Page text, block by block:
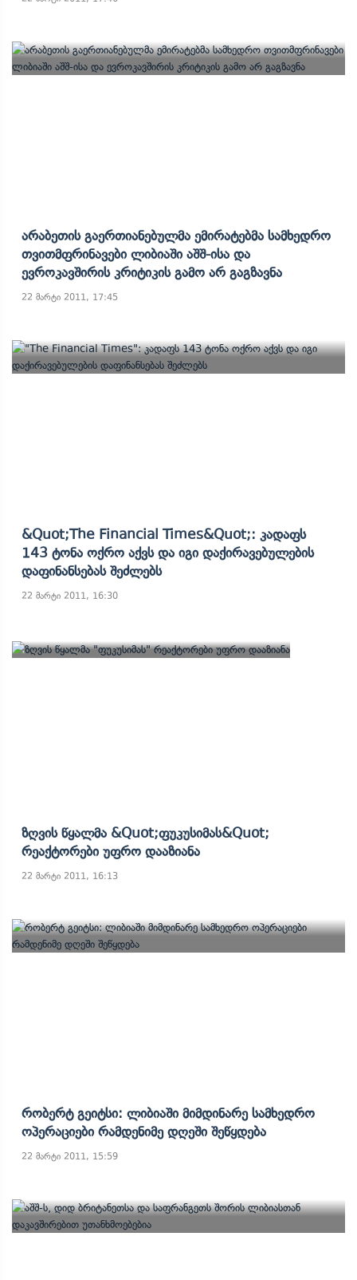
Არაბეთის Გაერთიანებულმა Ემირატებმა Სამხედრო
Თვითმფრინავები Ლიბიაში Აშშ-Ისა Და
Ევროკავშირის Კრიტიკის Გამო Არ Გაგზავნა
22 მარტი 2011, 17:45
&quot;The Financial Times&quot;: Კადაფს
143 Ტონა Ოქრო Აქვს Და Იგი Დაქირავებულების
Დაფინანსებას Შეძლებს
22 მარტი 2011, 16:30
Ზღვის Წყალმა &quot;ფუკუსიმას&quot;
Რეაქტორები Უფრო Დააზიანა
22 მარტი 2011, 16:13
Რობერტ Გეიტსი: Ლიბიაში Მიმდინარე Სამხედრო
Ოპერაციები Რამდენიმე Დღეში Შეწყდება
22 მარტი 2011, 15:59